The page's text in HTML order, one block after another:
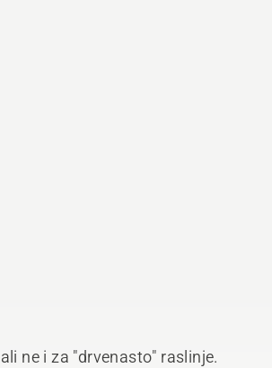
ne i za "drvenasto" raslinje.